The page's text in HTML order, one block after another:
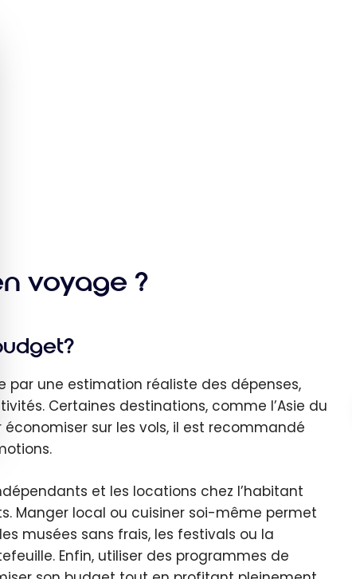
le bandeau des cookies
voyage ?
une estimation réaliste des dépenses,
Certaines destinations, comme l’Asie du
économiser sur les vols, il est recommandé
et les locations chez l’habitant
Manger local ou cuisiner soi-même permet
musées sans frais, les festivals ou la
Enfin, utiliser des programmes de